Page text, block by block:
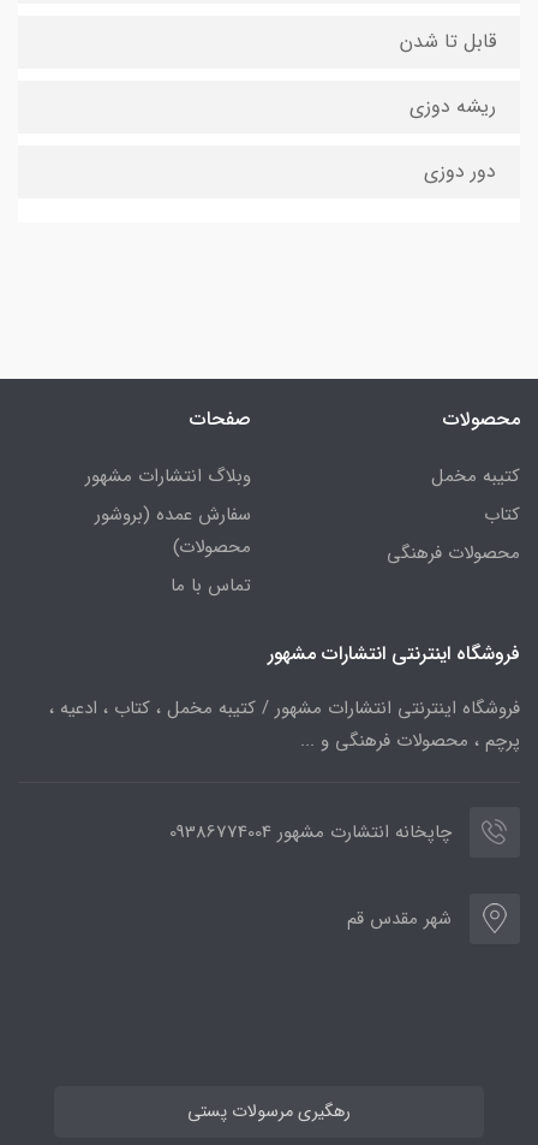
قابل تا شدن
ریشه دوزی
دور دوزی
محصولات
کتیبه مخمل
کتاب
محصولات فرهنگی
صفحات
وبلاگ انتشارات مشهور
سفارش عمده (بروشور
محصولات)
تماس با ما
فروشگاه اینترنتی انتشارات مشهور
فروشگاه اینترنتی انتشارات مشهور / کتیبه مخمل ، کتاب ، ادعیه ،
پرچم ، محصولات فرهنگی و ...
چاپخانه انتشارت مشهور 09386774004
شهر مقدس قم
رهگیری مرسولات پستی